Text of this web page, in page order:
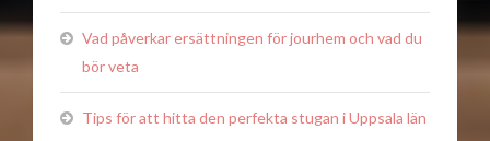
Vad påverkar ersättningen för jourhem och vad du
bör veta
Tips för att hitta den perfekta stugan i Uppsala län